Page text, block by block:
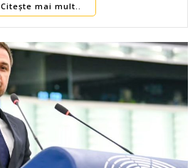
Citește mai mult..